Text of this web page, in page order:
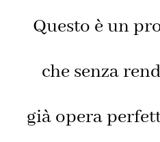
Questo è un
che senza
già opera